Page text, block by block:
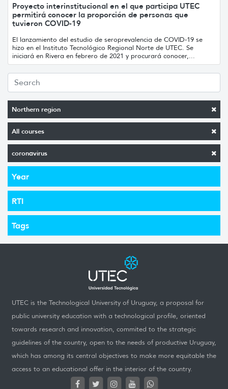
Northern region
All courses
coronavirus
Year
RTI
Tags
Proyecto interinstitucional en el que participa UTEC
permitirá conocer la proporción de personas que
tuvieron COVID-19
El lanzamiento del estudio de seroprevalencia de COVID-19 se
hizo en el Instituto Tecnológico Regional Norte de UTEC. Se
iniciará en Rivera en febrero de 2021 y procurará conocer,...
UTEC is the Technological University of Uruguay, a proposal for
public university education with a technological profile, oriented
towards research and innovation, commited to the strategic
guidelines of the country, open to the needs of productive Uruguay,
which has among its central objectives to make more equitable the
access to an educational offer in the interior of the country.